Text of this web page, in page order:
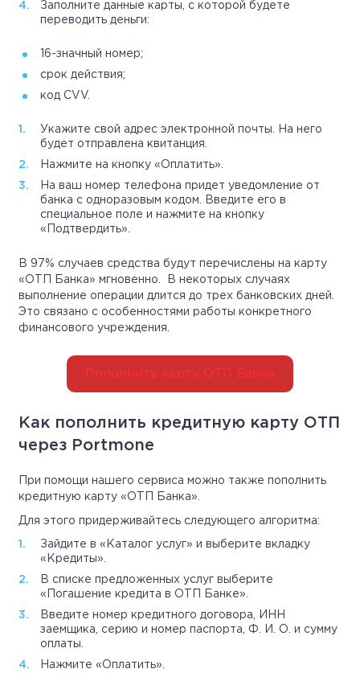
Заполните данные карты, с которой будете
переводить деньги:
16-значный номер;
срок действия;
код CVV.
Укажите свой адрес электронной почты. На него
будет отправлена квитанция.
Нажмите на кнопку «Оплатить».
На ваш номер телефона придет уведомление от
банка с одноразовым кодом. Введите его в
специальное поле и нажмите на кнопку
«Подтвердить».
В 97% случаев средства будут перечислены на карту
«ОТП Банка» мгновенно. В некоторых случаях
выполнение операции длится до трех банковских дней.
Это связано с особенностями работы конкретного
финансового учреждения.
Пополнить карту ОТП Банка
Как пополнить кредитную карту ОТП
через Portmone
При помощи нашего сервиса можно также пополнить
кредитную карту «ОТП Банка».
Для этого придерживайтесь следующего алгоритма:
Зайдите в «Каталог услуг» и выберите вкладку
«Кредиты».
В списке предложенных услуг выберите
«Погашение кредита в ОТП Банке».
Введите номер кредитного договора, ИНН
заемщика, серию и номер паспорта, Ф. И. О. и сумму
оплаты.
Нажмите «Оплатить».